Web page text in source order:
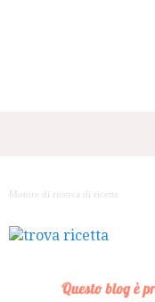
Motore di ricerca di ricette